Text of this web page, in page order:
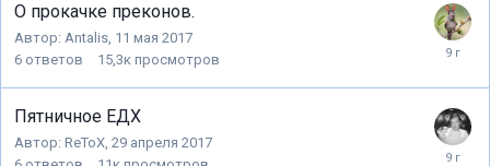
О прокачке преконов.
Автор: Antalis, 11 мая 2017
6 ответов 15,3к просмотров
Пятничное ЕДХ
Автор: ReToX, 29 апреля 2017